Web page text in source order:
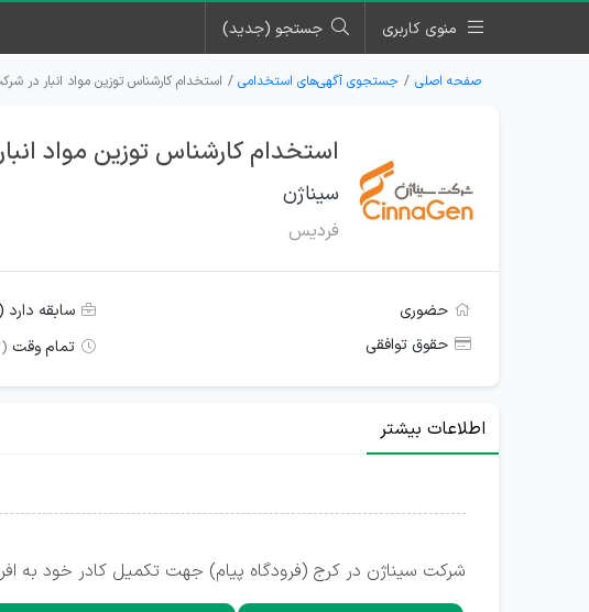
منوی کاربری جستجو (جدید)
صفحه اصلی جستجوی آگهی‌های استخدامی استخدام کارشناس توزین مواد انبار در
استخدام کارشناس توزین مواد
سیناژن
فردیس
حضوری
سابقه دارد (۲
حقوق توافقی
تمام وقت
اطلاعات بیشتر
شرکت سیناژن در کرج (فرودگاه پیام) جهت تکمیل کادر خود به